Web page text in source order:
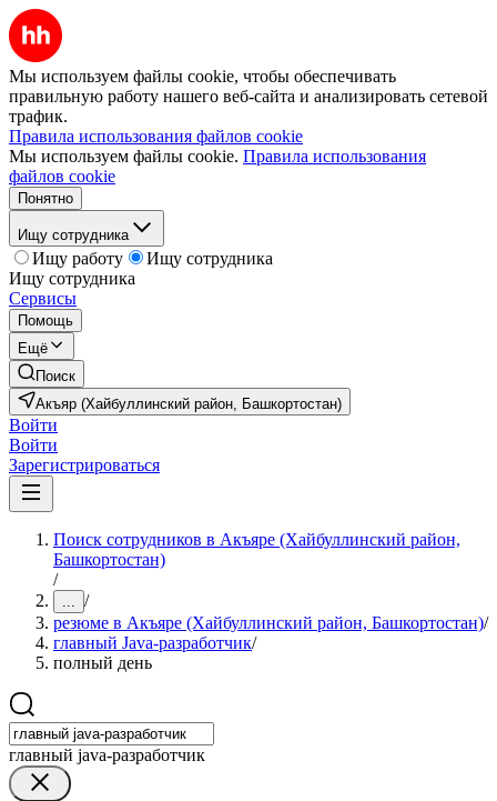
Мы используем файлы cookie, чтобы обеспечивать
правильную работу нашего веб-сайта и анализировать сетевой
трафик.
Правила использования файлов cookie
Мы используем файлы cookie. Правила использования
файлов cookie
Понятно
Ищу сотрудника
Ищу работу
Ищу сотрудника
Ищу сотрудника
Сервисы
Помощь
Ещё
Поиск
Акъяр (Хайбуллинский район, Башкортостан)
Войти
Войти
Зарегистрироваться
Поиск сотрудников в Акъяре (Хайбуллинский район,
Башкортостан)
/
... /
резюме в Акъяре (Хайбуллинский район, Башкортостан)/
главный Java-разработчик/
полный день
главный java-разработчик